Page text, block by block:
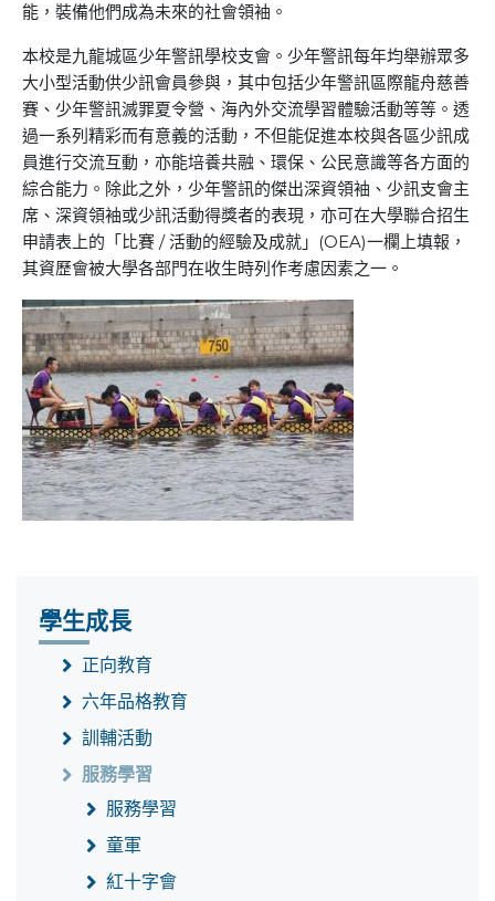
能，裝備他們成為未來的社會領袖。
本校是九龍城區少年警訊學校支會。少年警訊每年均舉辦眾多
大小型活動供少訊會員參與，其中包括少年警訊區際龍舟慈善
賽、少年警訊滅罪夏令營、海內外交流學習體驗活動等等。透
過一系列精彩而有意義的活動，不但能促進本校與各區少訊成
員進行交流互動，亦能培養共融、環保、公民意識等各方面的
綜合能力。除此之外，少年警訊的傑出深資領袖、少訊支會主
席、深資領袖或少訊活動得獎者的表現，亦可在大學聯合招生
申請表上的「比賽 / 活動的經驗及成就」(OEA)一欄上填報，
其資歷會被大學各部門在收生時列作考慮因素之一。
學生成長
正向教育
六年品格教育
訓輔活動
服務學習
服務學習
童軍
紅十字會